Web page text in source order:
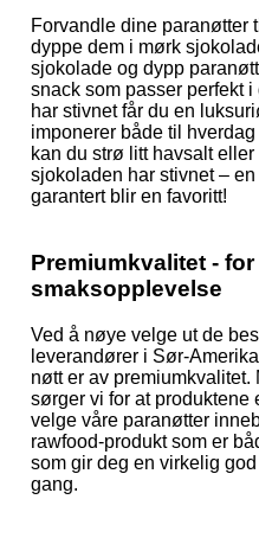
Forvandle dine paranøtter
dyppe dem i mørk
sjokolade og dypp
snack som passer perfekt
har stivnet får du en
imponerer både til
kan du strø litt havsalt
sjokoladen har stivnet –
garantert blir en favoritt!
Premiumkvalitet -
smaksopplevelse
Ved å nøye velge ut de
leverandører i Sør-
nøtt er av premiumkvalitet.
sørger vi for at produktene
velge våre paranøtter
rawfood-produkt som er
som gir deg en virkelig
gang.